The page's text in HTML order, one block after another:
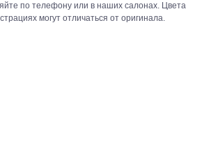
по телефону или в наших салонах. Цвета
могут отличаться от оригинала.